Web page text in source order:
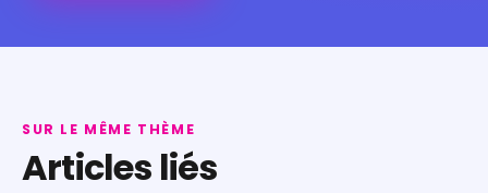
SUR LE MÊME THÈME
Articles liés